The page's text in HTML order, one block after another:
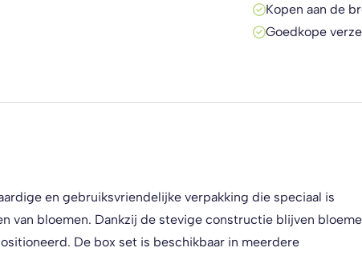
Kopen aan de
Goedkope
en gebruiksvriendelijke verpakking die speciaal is
van bloemen. Dankzij de stevige constructie blijven
De box set is beschikbaar in meerdere